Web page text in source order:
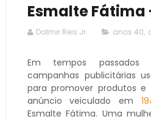
Esmalte Fátima
Dalmir Reis Jr. anos 40,
Em tempos
campanhas publicitárias
para promover produtos e
anúncio veiculado em
Esmalte Fátima. Uma